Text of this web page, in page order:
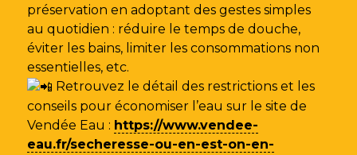
préservation en adoptant des gestes simples
au quotidien : réduire le temps de douche,
éviter les bains, limiter les consommations non
essentielles, etc.
Retrouvez le détail des restrictions et les
conseils pour économiser l’eau sur le site de
Vendée Eau : https://www.vendee-
eau.fr/secheresse-ou-en-est-on-en-